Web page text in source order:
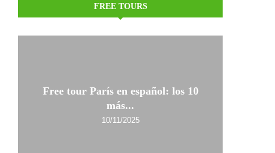
FREE TOURS
Free tour París en español: los 10
más...
10/11/2025